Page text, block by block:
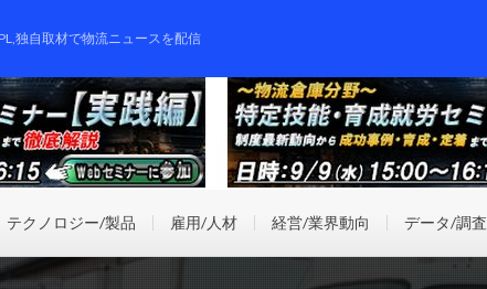
独自取材で物流ニュースを配信
テクノロジー/製品 雇用/人材 経営/業界動向 データ/調査